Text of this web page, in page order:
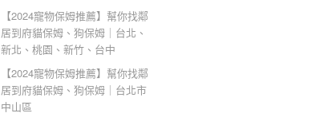
【2024寵物保姆推薦】幫你找鄰
居到府貓保姆、狗保姆｜台北、
新北、桃園、新竹、台中
【2024寵物保姆推薦】幫你找鄰
居到府貓保姆、狗保姆｜台北市
中山區